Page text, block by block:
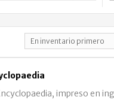
En inventario primero
impreso en